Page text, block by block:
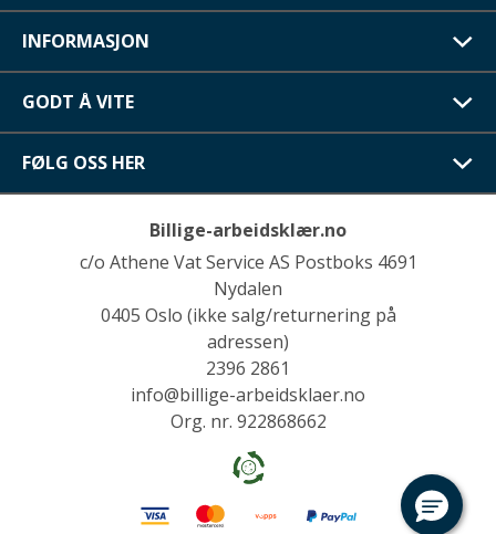
INFORMASJON
GODT Å VITE
FØLG OSS HER
Billige-arbeidsklær.no
c/o Athene Vat Service AS Postboks 4691
Nydalen
0405 Oslo (ikke salg/returnering på
adressen)
2396 2861
info@billige-arbeidsklaer.no
Org. nr. 922868662